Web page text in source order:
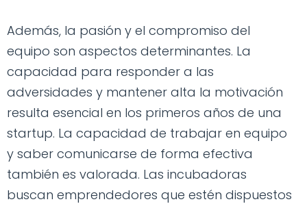
Además, la pasión y el compromiso del
equipo son aspectos determinantes. La
capacidad para responder a las
adversidades y mantener alta la motivación
resulta esencial en los primeros años de una
startup. La capacidad de trabajar en equipo
y saber comunicarse de forma efectiva
también es valorada. Las incubadoras
buscan emprendedores que estén dispuestos